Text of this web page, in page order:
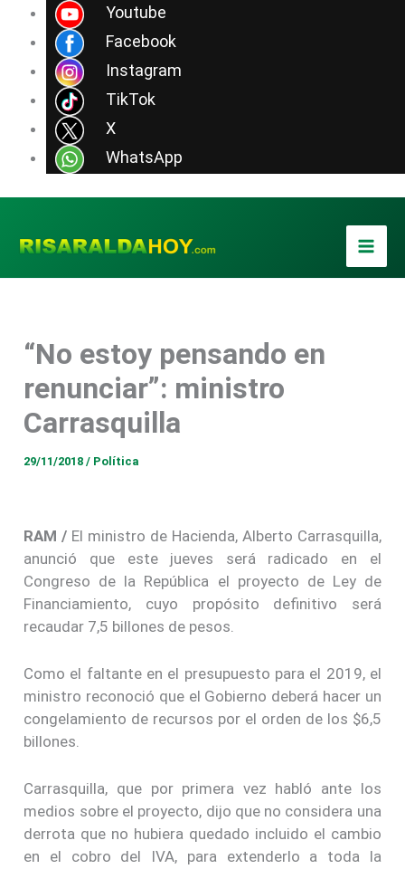
Youtube
Facebook
Instagram
TikTok
X
WhatsApp
contenido
“No estoy pensando en
renunciar”: ministro
Carrasquilla
29/11/2018/ Política
RAM / El ministro de Hacienda, Alberto Carrasquilla,
anunció que este jueves será radicado en el
Congreso de la República el proyecto de Ley de
Financiamiento, cuyo propósito definitivo será
recaudar 7,5 billones de pesos.
Como el faltante en el presupuesto para el 2019, el
ministro reconoció que el Gobierno deberá hacer un
congelamiento de recursos por el orden de los $6,5
billones.
Carrasquilla, que por primera vez habló ante los
medios sobre el proyecto, dijo que no considera una
derrota que no hubiera quedado incluido el cambio
en el cobro del IVA, para extenderlo a toda la